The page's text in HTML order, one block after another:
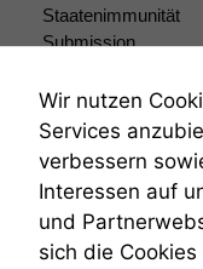
Staatenimmunität
Submission
Teilungsklage
Venezuela
VRK
Zivilprozessordnung
ZPO
Zustellfiktion
Wir nutzen
Services
verbessern
Interessen auf
und
sich die